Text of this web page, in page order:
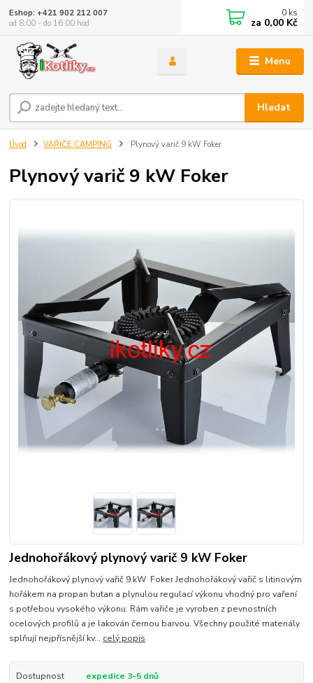
Menu
Hledat
Eshop: +421 902 212 007
od 8:00 - do 16:00 hod
0 ks
za 0,00 Kč
Úvod VAŘIČE CAMPING Plynový varič 9 kW Foker
Plynový varič 9 kW Foker
Jednohořákový plynový varič 9 kW Foker
Jednohořákový plynový vařič 9 kW Foker Jednohořákový vařič s litinovým
hořákem na propan butan a plynulou regulací výkonu vhodný pro vaření
s potřebou vysokého výkonu. Rám vařiče je vyroben z pevnostních
ocelových profilů a je lakován černou barvou. Všechny použité materiály
splňují nejpřísnější kv... celý popis
Dostupnost expedice 3-5 dnů